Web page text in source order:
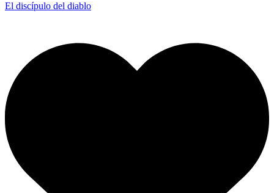
El discípulo del diablo